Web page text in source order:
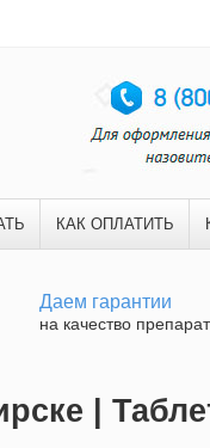
КАК ОПЛАТИТЬ
Даем гарантии
на качество
|